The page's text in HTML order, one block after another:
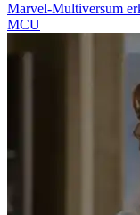
Marvel-Multiversum
MCU